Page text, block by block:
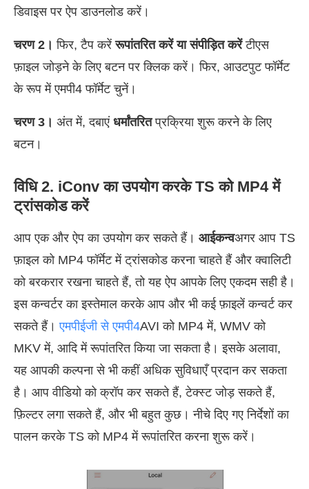
डिवाइस पर ऐप डाउनलोड करें।
चरण 2। फिर, टैप करेंरूपांतरित करें या संपीड़ित करेंटीएस
फ़ाइल जोड़ने के लिए बटन पर क्लिक करें। फिर, आउटपुट फॉर्मेट
के रूप में एमपी4 फॉर्मेट चुनें।
चरण 3। अंत में, दबाएं धर्मांतरितप्रक्रिया शुरू करने के लिए
बटन।
विधि 2. iConv का उपयोग करके TS को MP4 में
ट्रांसकोड करें
आप एक और ऐप का उपयोग कर सकते हैं। आईकन्वअगर आप TS
फ़ाइल को MP4 फॉर्मेट में ट्रांसकोड करना चाहते हैं और क्वालिटी
को बरकरार रखना चाहते हैं, तो यह ऐप आपके लिए एकदम सही है।
इस कन्वर्टर का इस्तेमाल करके आप और भी कई फ़ाइलें कन्वर्ट कर
सकते हैं।एमपीईजी से एमपी4AVI को MP4 में, WMV को
MKV में, आदि में रूपांतरित किया जा सकता है। इसके अलावा,
यह आपकी कल्पना से भी कहीं अधिक सुविधाएँ प्रदान कर सकता
है। आप वीडियो को क्रॉप कर सकते हैं, टेक्स्ट जोड़ सकते हैं,
फ़िल्टर लगा सकते हैं, और भी बहुत कुछ। नीचे दिए गए निर्देशों का
पालन करके TS को MP4 में रूपांतरित करना शुरू करें।